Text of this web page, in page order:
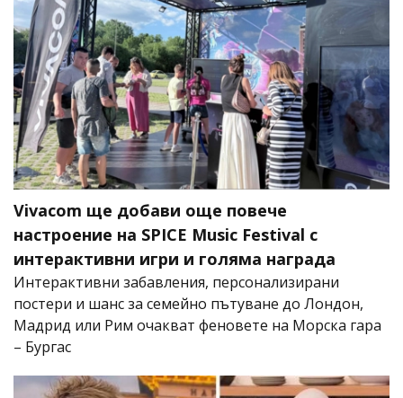
Vivacom ще добави още повече
настроение на SPICE Music Festival с
интерактивни игри и голяма награда
Интерактивни забавления, персонализирани
постери и шанс за семейно пътуване до Лондон,
Мадрид или Рим очакват феновете на Морска гара
– Бургас